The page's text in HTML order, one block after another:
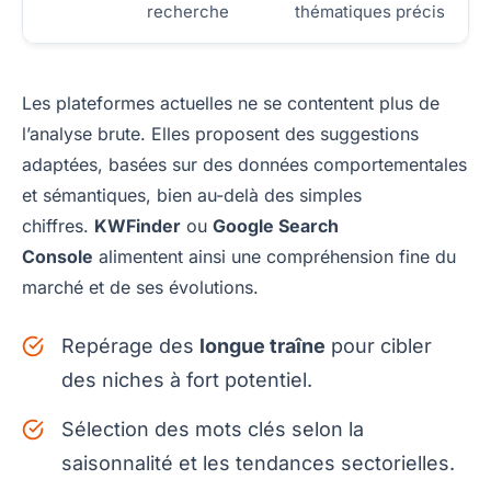
recherche
thématiques précis
Les plateformes actuelles ne se contentent plus de
l’analyse brute. Elles proposent des suggestions
adaptées, basées sur des données comportementales
et sémantiques, bien au-delà des simples
chiffres. KWFinder ou Google Search
Console alimentent ainsi une compréhension fine du
marché et de ses évolutions.
Repérage des longue traîne pour cibler
des niches à fort potentiel.
Sélection des mots clés selon la
saisonnalité et les tendances sectorielles.